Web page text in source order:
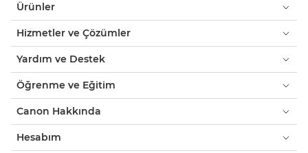
Ürünler
Hizmetler ve Çözümler
Yardım ve Destek
Öğrenme ve Eğitim
Canon Hakkında
Hesabım